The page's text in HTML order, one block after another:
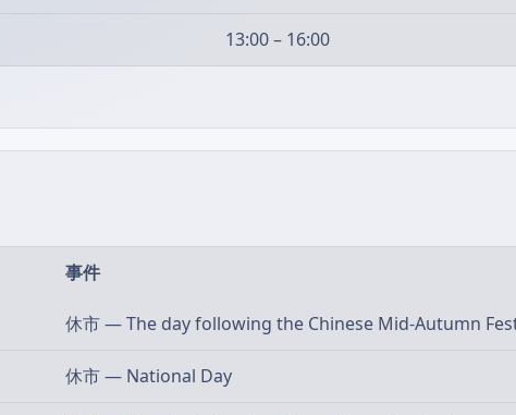
13:00 – 16:00
事件
休市 — The day following the Chinese Mid-Autumn
休市 — National Day